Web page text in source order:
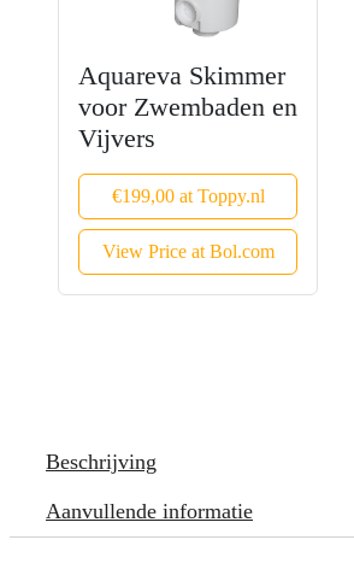
Aquareva Skimmer
voor Zwembaden en
Vijvers
€199,00 at Toppy.nl
View Price at Bol.com
Beschrijving
Aanvullende informatie